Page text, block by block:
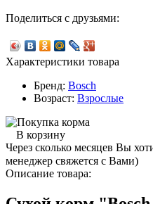
Поделиться с друзьями:
Характеристики товара
Бренд: Bosch
Возраст: Взрослые
В корзину
Через сколько месяцев Вы
менеджер свяжется с Вами)
Описание товара: